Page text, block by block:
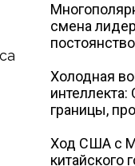
смена
постоянство
Холодная
интеллекта:
границы,
Ход США с
китайского